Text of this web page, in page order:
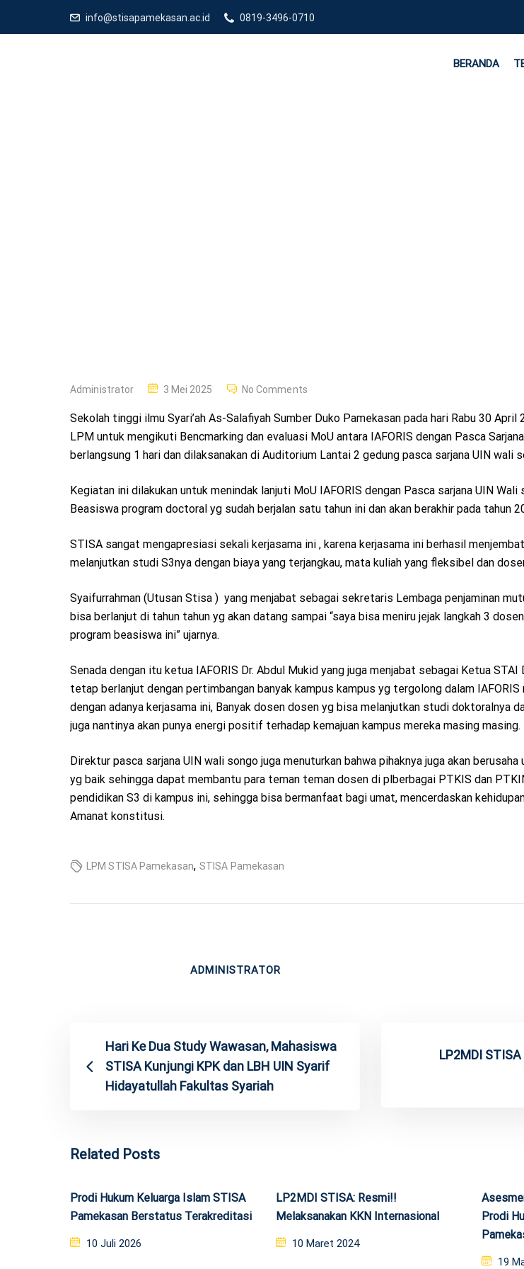
info@stisapamekasan.ac.id 0819-3496-0710
BERANDA
Administrator
P
S
T
E
O
N
3 Mei 2025 No Comments
Sekolah tinggi ilmu Syari’ah As-Salafiyah Sumber Duko Pamekasan pada hari Rabu 30 April
LPM untuk mengikuti Bencmarking dan evaluasi MoU antara IAFORIS dengan Pasca
berlangsung 1 hari dan dilaksanakan di Auditorium Lantai 2 gedung pasca sarjana UIN wali
Kegiatan ini dilakukan untuk menindak lanjuti MoU IAFORIS dengan Pasca sarjana UIN
Beasiswa program doctoral yg sudah berjalan satu tahun ini dan akan berakhir pada tahun
STISA sangat mengapresiasi sekali kerjasama ini , karena kerjasama ini berhasil
melanjutkan studi S3nya dengan biaya yang terjangkau, mata kuliah yang fleksibel dan
Syaifurrahman (Utusan Stisa ) yang menjabat sebagai sekretaris Lembaga penjaminan
bisa berlanjut di tahun tahun yg akan datang sampai “saya bisa meniru jejak langkah 3
program beasiswa ini” ujarnya.
Senada dengan itu ketua IAFORIS Dr. Abdul Mukid yang juga menjabat sebagai Ketua STAI
tetap berlanjut dengan pertimbangan banyak kampus kampus yg tergolong dalam
dengan adanya kerjasama ini, Banyak dosen dosen yg bisa melanjutkan studi doktoralnya
juga nantinya akan punya energi positif terhadap kemajuan kampus mereka masing masing.
Direktur pasca sarjana UIN wali songo juga menuturkan bahwa pihaknya juga akan
yg baik sehingga dapat membantu para teman teman dosen di plberbagai PTKIS dan
pendidikan S3 di kampus ini, sehingga bisa bermanfaat bagi umat, mencerdaskan
Amanat konstitusi.
LPM STISA Pamekasan, STISA Pamekasan
ADMINISTRATOR
Hari Ke Dua Study Wawasan, Mahasiswa
STISA Kunjungi KPK dan LBH UIN Syarif
Hidayatullah Fakultas Syariah
LP2MDI
Related Posts
Prodi Hukum Keluarga Islam STISA
Pamekasan Berstatus Terakreditasi
Posted
10 Juli 2026
LP2MDI STISA: Resmi!!
Melaksanakan KKN Internasional
Posted
10 Maret 2024
Prodi
19